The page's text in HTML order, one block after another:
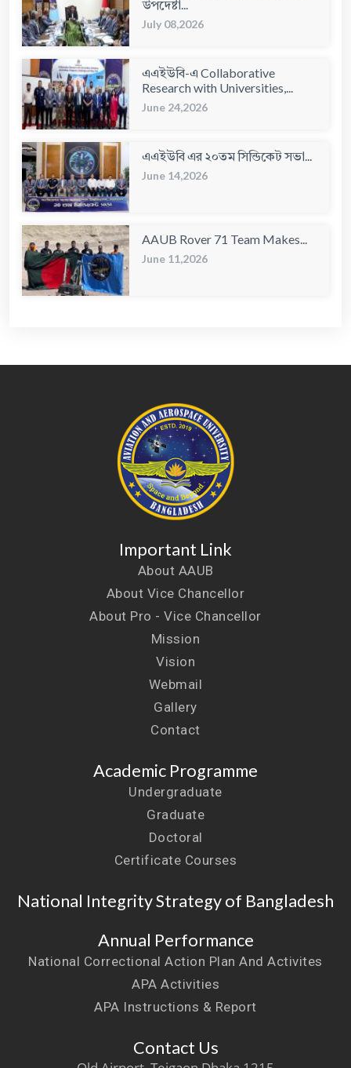
উপদেষ্টা...
July 08,2026
এএইউবি-এ Collaborative
Research with Universities,...
June 24,2026
এএইউবি এর ২০তম সিন্ডিকেট সভা...
June 14,2026
AAUB Rover 71 Team Makes...
June 11,2026
Important Link
About AAUB
About Vice Chancellor
About Pro - Vice Chancellor
Mission
Vision
Webmail
Gallery
Contact
Academic Programme
Undergraduate
Graduate
Doctoral
Certificate Courses
National Integrity Strategy of Bangladesh
Annual Performance
National Correctional Action Plan And Activites
APA Activities
APA Instructions & Report
Contact Us